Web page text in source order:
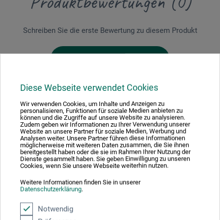
Diese Webseite verwendet Cookies
Wir verwenden Cookies, um Inhalte und Anzeigen zu
personalisieren, Funktionen für soziale Medien anbieten zu
können und die Zugriffe auf unsere Website zu analysieren.
Zudem geben wir Informationen zu Ihrer Verwendung unserer
Website an unsere Partner für soziale Medien, Werbung und
Analysen weiter. Unsere Partner führen diese Informationen
möglicherweise mit weiteren Daten zusammen, die Sie ihnen
bereitgestellt haben oder die sie im Rahmen Ihrer Nutzung der
Dienste gesammelt haben. Sie geben Einwilligung zu unseren
Cookies, wenn Sie unsere Webseite weiterhin nutzen.
Weitere Informationen finden Sie in unserer
Datenschutzerklärung.
Notwendig
Schreiben Sie die erste Bewertung zu diesem Produkt
Hersteller-Kontakt
Hier finden Sie die Kontaktdaten des Herstellers zu
diesem Produkt.
Liegnitzer Str. 17